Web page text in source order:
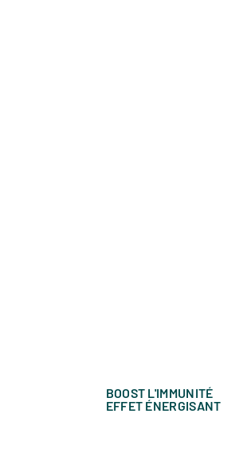
BOOST L'IMMUNITÉ
EFFET ÉNERGISANT